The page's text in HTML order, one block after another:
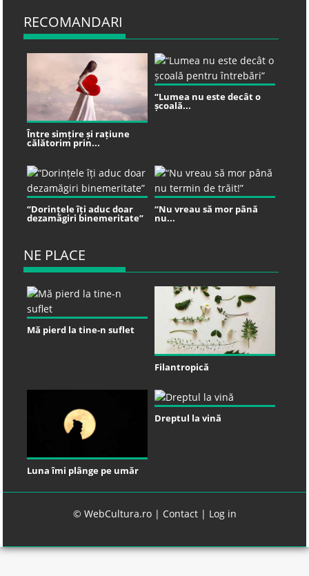
RECOMANDARI
Între simțire și rațiune
călătorim prin...
“Lumea nu este decât o
școală...
“Dorințele îți aduc doar
dezamăgiri binemeritate”
“Nu vreau să mor până
nu...
NE PLACE
Mă pierd la tine-n suflet
Filantropică
Luna îmi plânge pe umăr
Dreptul la vină
© WebCultura.ro | Contact| Log in